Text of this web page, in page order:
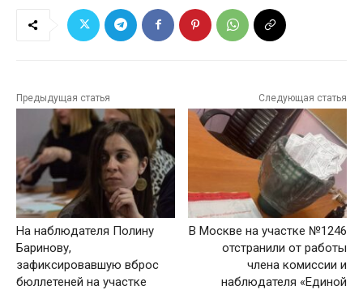
Предыдущая статья
На наблюдателя Полину
Баринову,
зафиксировавшую вброс
бюллетеней на участке
Следующая статья
В Москве на участке №1246
отстранили от работы
члена комиссии и
наблюдателя «Единой